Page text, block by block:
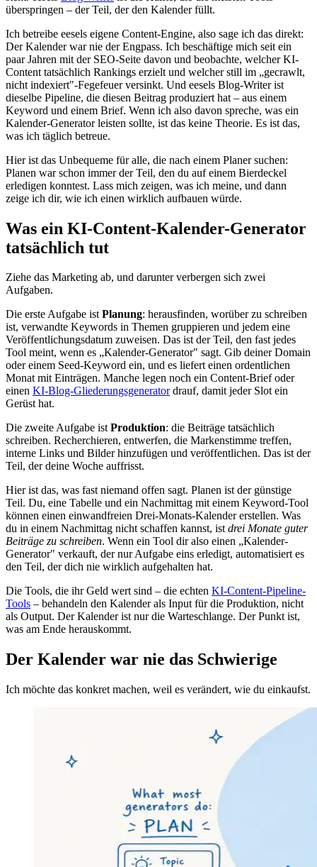
überspringen – der Teil, der den Kalender füllt.
Ich betreibe eesels eigene Content-Engine, also sage ich das direkt:
Der Kalender war nie der Engpass. Ich beschäftige mich seit ein
paar Jahren mit der SEO-Seite davon und beobachte, welcher KI-
Content tatsächlich Rankings erzielt und welcher still im „gecrawlt,
nicht indexiert"-Fegefeuer versinkt. Und eesels Blog-Writer ist
dieselbe Pipeline, die diesen Beitrag produziert hat – aus einem
Keyword und einem Brief. Wenn ich also davon spreche, was ein
Kalender-Generator leisten sollte, ist das keine Theorie. Es ist das,
was ich täglich betreue.
Hier ist das Unbequeme für alle, die nach einem Planer suchen:
Planen war schon immer der Teil, den du auf einem Bierdeckel
erledigen konntest. Lass mich zeigen, was ich meine, und dann
zeige ich dir, wie ich einen wirklich aufbauen würde.
Was ein KI-Content-Kalender-Generator
tatsächlich tut
Ziehe das Marketing ab, und darunter verbergen sich zwei
Aufgaben.
Die erste Aufgabe istPlanung: herausfinden, worüber zu schreiben
ist, verwandte Keywords in Themen gruppieren und jedem eine
Veröffentlichungsdatum zuweisen. Das ist der Teil, den fast jedes
Tool meint, wenn es „Kalender-Generator" sagt. Gib deiner Domain
oder einem Seed-Keyword ein, und es liefert einen ordentlichen
Monat mit Einträgen. Manche legen noch ein Content-Brief oder
einen KI-Blog-Gliederungsgeneratordrauf, damit jeder Slot ein
Gerüst hat.
Die zweite Aufgabe istProduktion: die Beiträge tatsächlich
schreiben. Recherchieren, entwerfen, die Markenstimme treffen,
interne Links und Bilder hinzufügen und veröffentlichen. Das ist der
Teil, der deine Woche auffrisst.
Hier ist das, was fast niemand offen sagt. Planen ist der günstige
Teil. Du, eine Tabelle und ein Nachmittag mit einem Keyword-Tool
können einen einwandfreien Drei-Monats-Kalender erstellen. Was
du in einem Nachmittag nicht schaffen kannst, istdrei Monate guter
Beiträge zu schreiben. Wenn ein Tool dir also einen „Kalender-
Generator" verkauft, der nur Aufgabe eins erledigt, automatisiert es
den Teil, der dich nie wirklich aufgehalten hat.
Die Tools, die ihr Geld wert sind – die echten KI-Content-Pipeline-
Tools – behandeln den Kalender als Input für die Produktion, nicht
als Output. Der Kalender ist nur die Warteschlange. Der Punkt ist,
was am Ende herauskommt.
Der Kalender war nie das Schwierige
Ich möchte das konkret machen, weil es verändert, wie du einkaufst.